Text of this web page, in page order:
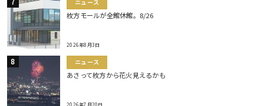
ニュース
枚方モールが全館休館。8/26
2026年8月3日
ニュース
あさって枚方から花火見えるかも
2026年7月20日